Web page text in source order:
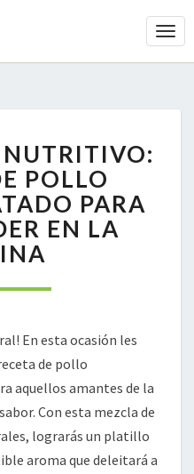
POLLO
PARA
EN LA
En esta ocasión les
de pollo
aquellos amantes de la
Con esta mezcla de
lograrás un platillo
aroma que deleitará a